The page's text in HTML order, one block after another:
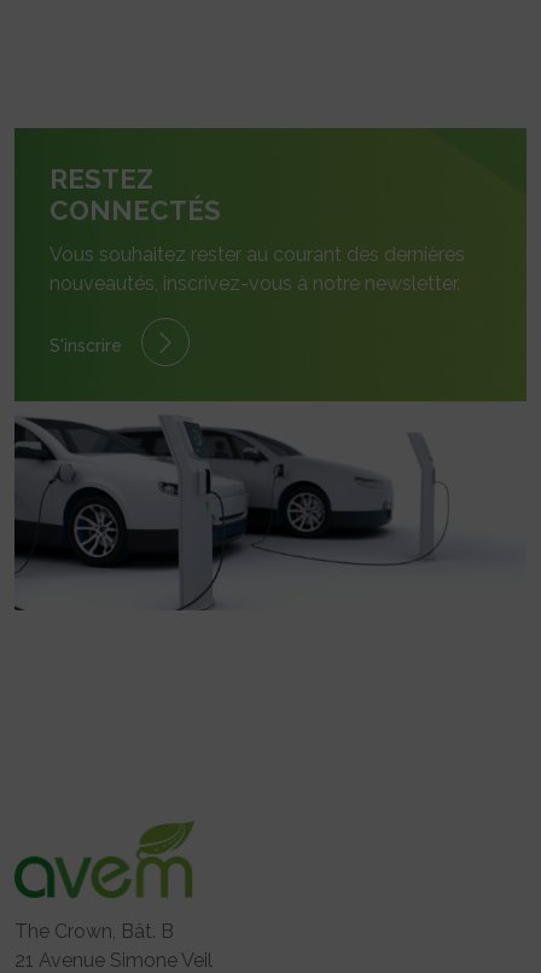
RESTEZ
CONNECTÉS
Vous souhaitez rester au courant des dernières
nouveautés, inscrivez-vous à notre newsletter.
S'inscrire
The Crown, Bât. B
21 Avenue Simone Veil